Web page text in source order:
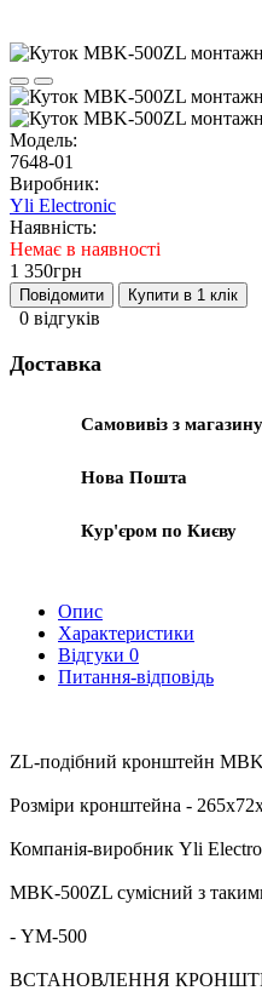
Модель:
7648-01
Виробник:
Yli Electronic
Наявність:
Немає в наявності
1 350грн
Повідомити Купити в 1 клік
0 відгуків
Доставка
Самовивіз з магазину
Нова Пошта
Кур'єром по Києву
Опис
Характеристики
Відгуки 0
Питання-відповідь
ZL-подібний кронштейн MBK-
Розміри кронштейна -
Компанія-виробник Yli
MBK-500ZL сумісний з
- YM-500
ВСТАНОВЛЕННЯ